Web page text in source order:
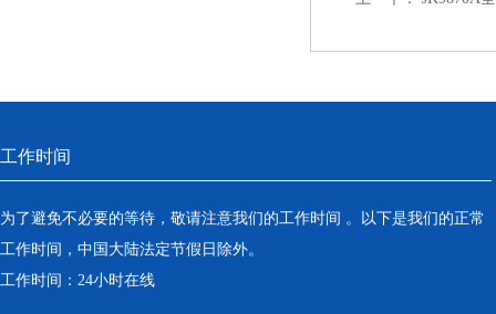
工作时间
为了避免不必要的等待，敬请注意我们的工作时间 。以下是我们的正常
工作时间，中国大陆法定节假日除外。
工作时间：24小时在线